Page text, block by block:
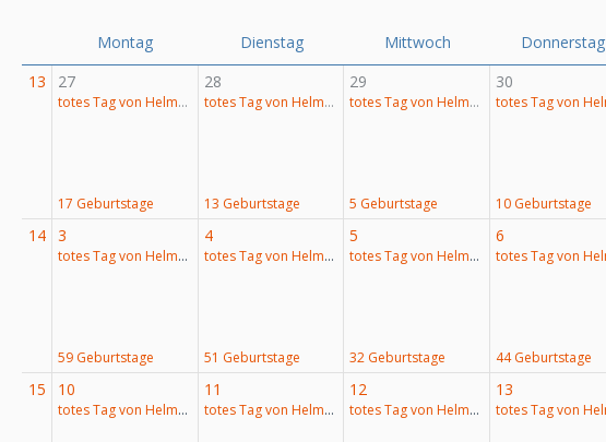
Montag Dienstag Mittwoch Donnerstag
13
27
totes Tag von Helmut Lubos
17 Geburtstage
28
totes Tag von Helmut Lubos
13 Geburtstage
29
totes Tag von Helmut Lubos
5 Geburtstage
30
10 Geburtstage
14 3
totes Tag von Helmut Lubos
59 Geburtstage
4
totes Tag von Helmut Lubos
51 Geburtstage
5
totes Tag von Helmut Lubos
32 Geburtstage
6
44 Geburtstage
15 10
totes Tag von Helmut Lubos
11
totes Tag von Helmut Lubos
12
totes Tag von Helmut Lubos
13